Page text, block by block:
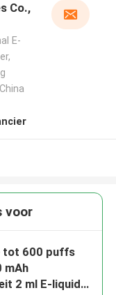
Co.,
E-
voor
tot 600 puffs
mAh
2 ml E-liquid